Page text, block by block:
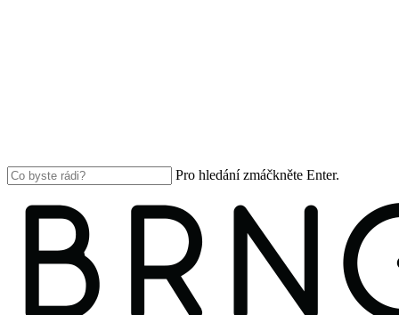
Pro hledání zmáčkněte Enter.
Search